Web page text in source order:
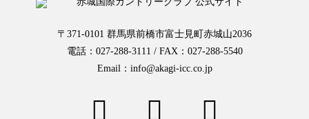
〒371-0101 群馬県前橋市富士見町赤城山2036
電話：027-288-3111 / FAX：027-288-5540
Email：info@akagi-icc.co.jp